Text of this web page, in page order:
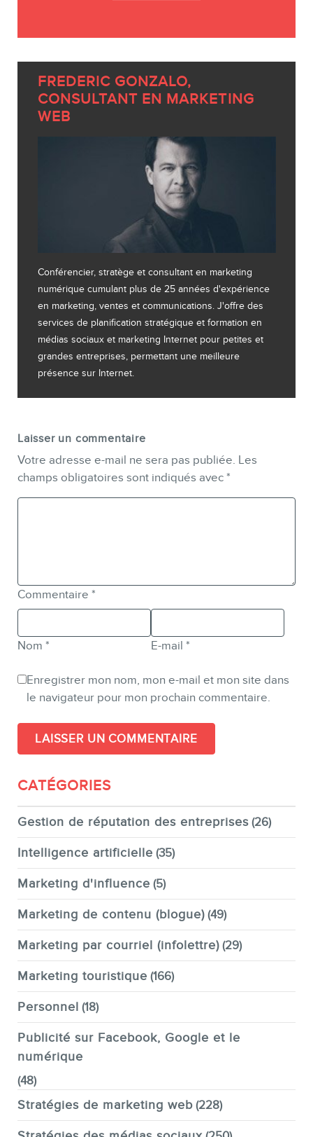
FREDERIC GONZALO,
CONSULTANT EN MARKETING
WEB
Conférencier, stratège et consultant en marketing
numérique cumulant plus de 25 années d'expérience
en marketing, ventes et communications. J'offre des
services de planification stratégique et formation en
médias sociaux et marketing Internet pour petites et
grandes entreprises, permettant une meilleure
présence sur Internet.
Laisser un commentaire
Votre adresse e-mail ne sera pas publiée. Les
champs obligatoires sont indiqués avec *
Commentaire *
Nom * E-mail *
Enregistrer mon nom, mon e-mail et mon site dans
le navigateur pour mon prochain commentaire.
CATÉGORIES
Gestion de réputation des entreprises (26)
Intelligence artificielle (35)
Marketing d'influence (5)
Marketing de contenu (blogue) (49)
Marketing par courriel (infolettre) (29)
Marketing touristique (166)
Personnel (18)
Publicité sur Facebook, Google et le
numérique
(48)
Stratégies de marketing web (228)